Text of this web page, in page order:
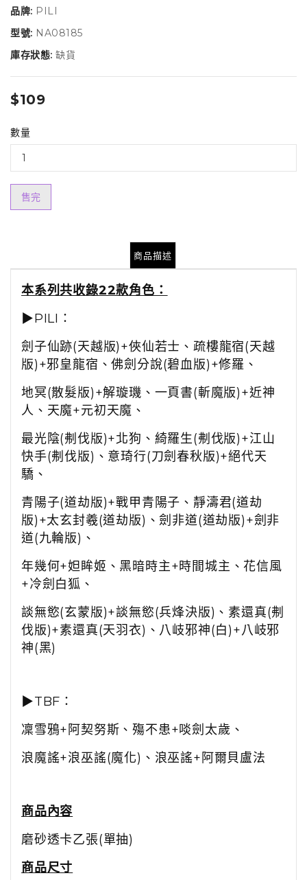
品牌: PILI
型號: NA08185
庫存狀態: 缺貨
$109
數量
售完
商品描述
本系列共收錄22款角色：
▶PILI：
劍子仙跡(天越版)+俠仙若士、 疏樓龍宿(天越
版)+邪皇龍宿、佛劍分說(碧血版)+修羅、
地冥(散髮版)+解璇璣、一頁書(斬魔版)+近神
人、 天魔+元初天魔、
最光陰(刜伐版)+北狗、綺羅生(刜伐版)+江山
快手(刜伐版)、 意琦行(刀劍春秋版)+絕代天
驕、
青陽子(道劫版)+戰甲青陽子、靜濤君(道劫
版)+太玄封羲(道劫版)、劍非道(道劫版)+劍非
道(九輪版)、
年幾何+妲眸姬、黑暗時主+時間城主、花信風
+冷劍白狐、
談無慾(玄蒙版)+談無慾(兵烽決版)、素還真(刜
伐版)+素還真(天羽衣)、八岐邪神(白)+八岐邪
神(黑)
▶TBF：
凜雪鴉+阿契努斯、殤不患+啖劍太歲、
浪魔謠+浪巫謠(魔化)、浪巫謠+阿爾貝盧法
商品內容
磨砂透卡乙張(單抽)
商品尺寸